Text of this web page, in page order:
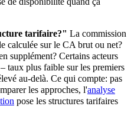
tarifaire?" La commission
calculée sur le CA brut ou net?
supplément? Certains acteurs
taux plus faible sur les premiers
au-delà. Ce qui compte: pas
les approches, l'analyse
pose les structures tarifaires